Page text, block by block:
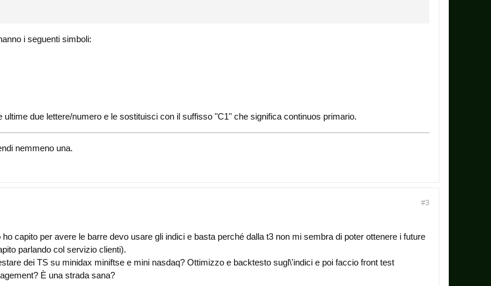
i seguenti simboli:
ultime due lettere/numero e le sostituisci con il suffisso "C1" che significa continuos primario.
nemmeno una.
#3
capito per avere le barre devo usare gli indici e basta perché dalla t3 non mi sembra di poter ottenere i future
parlando col servizio clienti).
dei TS su minidax miniftse e mini nasdaq? Ottimizzo e backtesto sugl\'indici e poi faccio front test
È una strada sana?